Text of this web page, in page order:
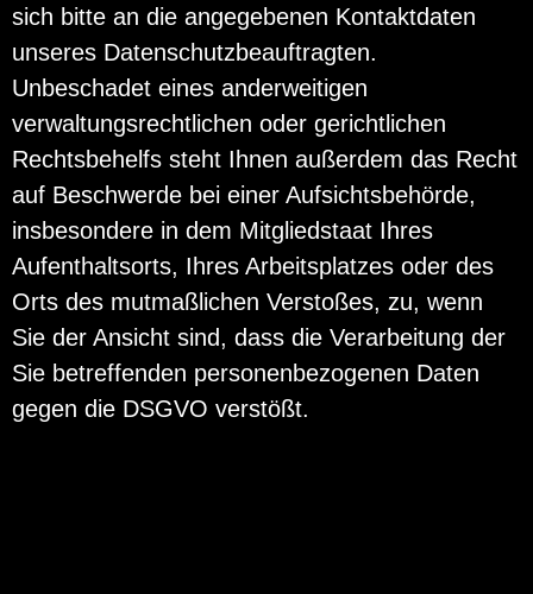
sich bitte an die angegebenen Kontaktdaten
unseres Datenschutzbeauftragten.
Unbeschadet eines anderweitigen
verwaltungsrechtlichen oder gerichtlichen
Rechtsbehelfs steht Ihnen außerdem das Recht
auf Beschwerde bei einer Aufsichtsbehörde,
insbesondere in dem Mitgliedstaat Ihres
Aufenthaltsorts, Ihres Arbeitsplatzes oder des
Orts des mutmaßlichen Verstoßes, zu, wenn
Sie der Ansicht sind, dass die Verarbeitung der
Sie betreffenden personenbezogenen Daten
gegen die DSGVO verstößt.